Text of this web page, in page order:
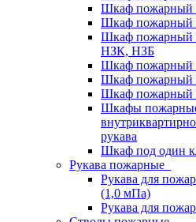
Шкаф
Шкаф
Шкаф
НЗК, НЗБ
Шкаф
Шкаф
Шкаф
Шкафы
рукава
Шкаф под один
Рукава пожарные
Рукава для
(1,0 мПа)
Рукава для